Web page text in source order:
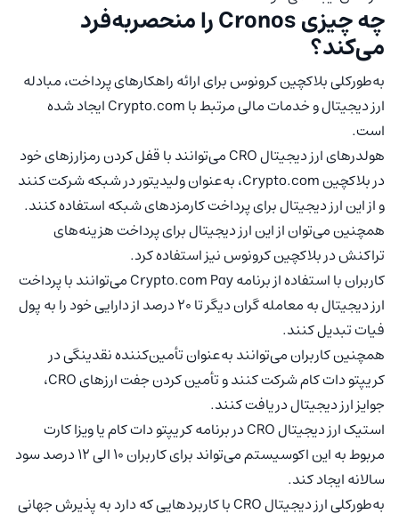
چه چیزی Cronos را منحصربه‌فرد
می‌کند؟
به‌طورکلی بلاکچین کرونوس برای ارائه راهکارهای پرداخت، مبادله
ارز دیجیتال و خدمات مالی مرتبط با Crypto.com ایجاد شده
است.
هولدرهای ارز دیجیتال CRO می‌توانند با قفل کردن رمزارزهای خود
در بلاکچین Crypto.com، به‌عنوان ولیدیتور در شبکه شرکت کنند
و از این ارز دیجیتال برای پرداخت کارمزدهای شبکه استفاده کنند.
همچنین می‌توان از این ارز دیجیتال برای پرداخت هزینه‌های
تراکنش در بلاکچین کرونوس نیز استفاده کرد.
کاربران با استفاده از برنامه Crypto.com Pay می‌توانند با پرداخت
ارز دیجیتال به معامله گران دیگر تا 20 درصد از دارایی خود را به پول
فیات تبدیل کنند.
همچنین کاربران می‌توانند به‌عنوان تأمین‌کننده نقدینگی در
کریپتو دات کام شرکت کنند و تأمین کردن جفت ارزهای CRO،
جوایز ارز دیجیتال دریافت کنند.
استیک ارز دیجیتال CRO در برنامه کریپتو دات کام یا ویزا کارت
مربوط به این اکوسیستم می‌تواند برای کاربران 10 الی 12 درصد سود
سالانه ایجاد کند.
به‌طورکلی ارز دیجیتال CRO با کاربردهایی که دارد به پذیرش جهانی